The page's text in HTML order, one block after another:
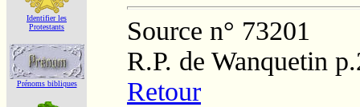
Identifier les
Protestants
Prénoms bibliques
Source n° 73201
R.P. de Wanquetin
Retour